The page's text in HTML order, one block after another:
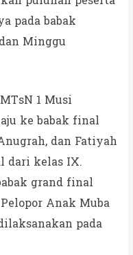
pada babak
Minggu
1 Musi
ke babak final
dan Fatiyah
dari kelas IX.
grand final
Anak Muba
pada